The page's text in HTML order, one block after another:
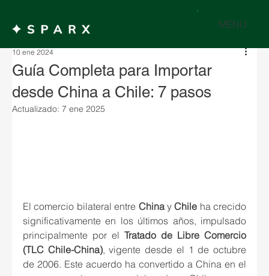
MENU
Guía Completa para Importar
desde China a Chile: 7 pasos
10 ene 2024
Actualizado: 7 ene 2025
El comercio bilateral entre China y Chile ha crecido
significativamente en los últimos años, impulsado
principalmente por el Tratado de Libre Comercio
(TLC Chile-China), vigente desde el 1 de octubre
de 2006. Este acuerdo ha convertido a China en el